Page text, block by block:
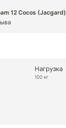
12 Cocos (Jacgard)
Нагрузка
100 кг